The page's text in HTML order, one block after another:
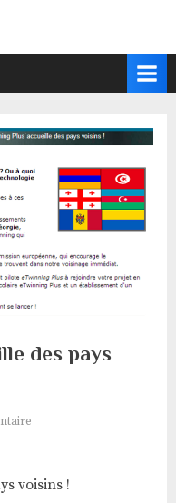
des pays
accueille
voisins !